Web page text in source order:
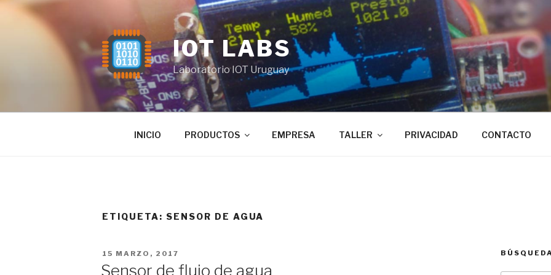
Saltar
IOT LABS
Laboratorio IOT Uruguay
INICIO PRODUCTOS EMPRESA TALLER PRIVACIDAD CONTACTO
ETIQUETA: SENSOR DE AGUA
PUBLICADO
15 MARZO, 2017
Sensor de flujo de agua